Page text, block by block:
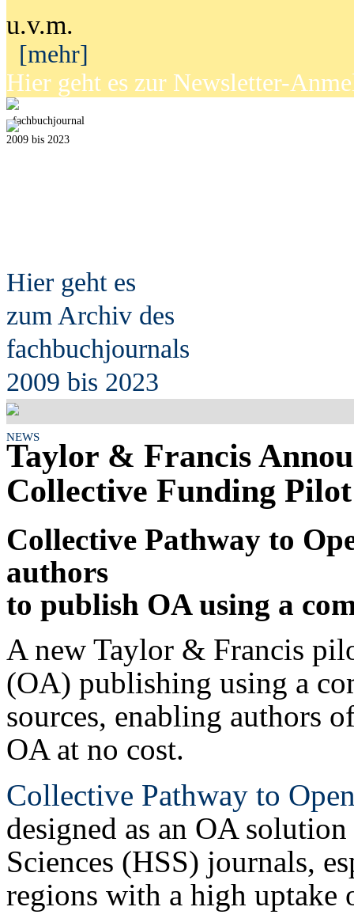
u.v.m.
[mehr]
Hier geht es zur Newsletter-
fachbuchjournal
2009 bis 2023
Hier geht es
zum Archiv des
fachbuchjournals
2009 bis 2023
NEWS
Taylor & Francis
Collective Funding Pilot
Collective Pathway to
authors
to publish OA using a
A new Taylor & Francis
(OA) publishing using a
sources, enabling authors
OA at no cost.
Collective Pathway to
designed as an OA
Sciences (HSS) journals,
regions with a high uptake